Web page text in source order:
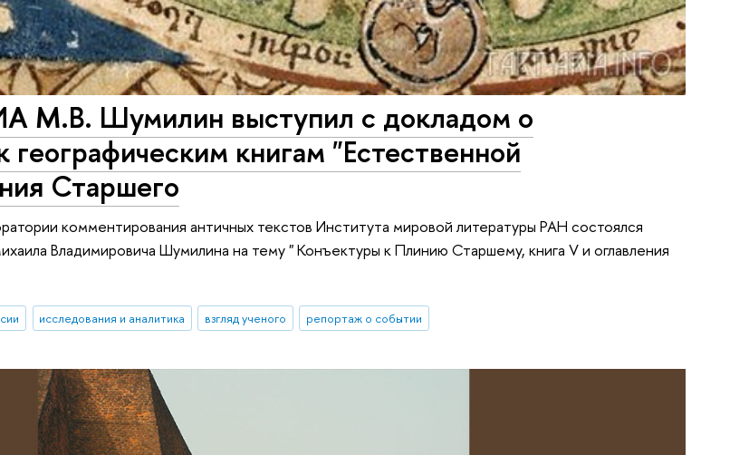
М.В. Шумилин выступил с докладом о
географическим книгам "Естественной
Старшего
комментирования античных текстов Института мировой литературы РАН состоялся
Владимировича Шумилина на тему " Конъектуры к Плинию Старшему, книга V и оглавления
исследования и аналитика взгляд ученого репортаж о событии